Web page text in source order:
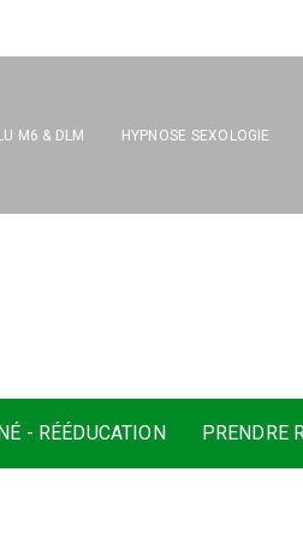
M6 & DLM HYPNOSE SEXOLOGIE
- RÉÉDUCATION PRENDRE